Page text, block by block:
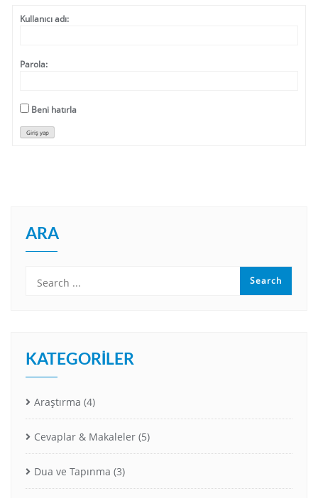
Kullanıcı adı:
Parola:
Beni hatırla
Giriş yap
ARA
KATEGORILER
Araştırma (4)
Cevaplar & Makaleler (5)
Dua ve Tapınma (3)